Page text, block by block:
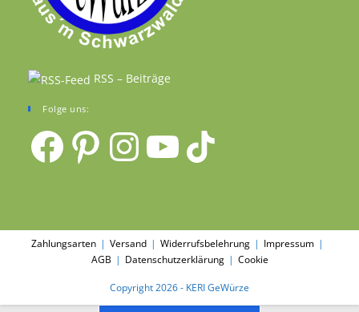
RSS – Beiträge
Folge uns:
FacebookPinterestInstagramYouTube TikTok
Zahlungsarten Versand Widerrufsbelehrung
Impressum
AGB
Datenschutzerklärung Cookie
Copyright 2026 - KERI GeWürze